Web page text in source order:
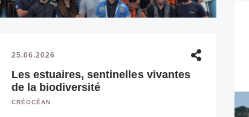
25.06.2026
Les estuaires, sentinelles vivantes
de la biodiversité
CRÉOCÉAN